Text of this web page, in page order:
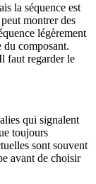
la séquence est
montrer des
légèrement
du composant.
faut regarder le
qui signalent
toujours
sont souvent
avant de choisir